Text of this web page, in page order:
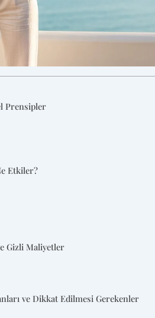
Prensipler
Etkiler?
Gizli Maliyetler
ve Dikkat Edilmesi Gerekenler